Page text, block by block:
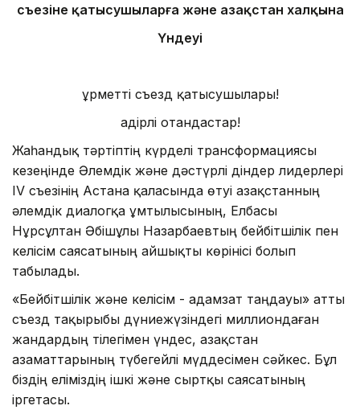
съезіне қатысушыларға және Қазақстан халқына
Үндеуі
Құрметті съезд қатысушылары!
Қадірлі отандастар!
Жаһандық тәртіптің күрделі трансформациясы
кезеңінде Әлемдік және дәстүрлі діндер лидерлері
IV съезінің Астана қаласында өтуі Қазақстанның
әлемдік диалогқа ұмтылысының, Елбасы
Нұрсұлтан Әбішұлы Назарбаевтың бейбітшілік пен
келісім саясатының айшықты көрінісі болып
табылады.
«Бейбітшілік және келісім - адамзат таңдауы» атты
съезд тақырыбы дүниежүзіндегі миллиондаған
жандардың тілегімен үндес, Қазақстан
азаматтарының түбегейлі мүддесімен сәйкес. Бұл
біздің еліміздің ішкі және сыртқы саясатының
іргетасы.